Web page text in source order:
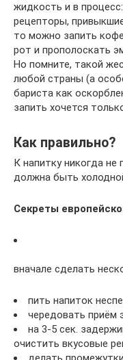
жидкость и в
рецепторы,
то можно запить
рот и прополоскать
Но помните, такой
любой страны (а
бариста как
запить хочется
Как правильно?
К напитку никогда
должна быть
Секреты
вначале сделать
пить напиток
чередовать приём
на 3-5 сек.
очистить вкусовые